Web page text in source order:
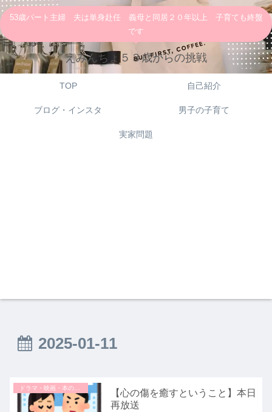
53歳パート主婦 夫は単身赴任 義母と同居２０年以上 子育ても終盤
です
えみんちょ５３歳からの挑戦
TOP 自己紹介
ブログ・インスタ 男子の子育て
実家問題
2025-01-11
ドラマ・映画・本のこと
【心の傷を癒すということ】本日
再放送